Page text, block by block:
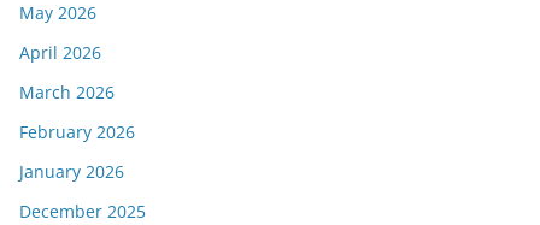
May 2026
April 2026
March 2026
February 2026
January 2026
December 2025